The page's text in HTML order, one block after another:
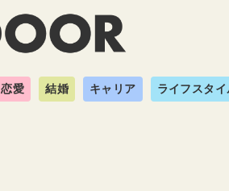
恋愛 結婚 キャリア ライフスタイ